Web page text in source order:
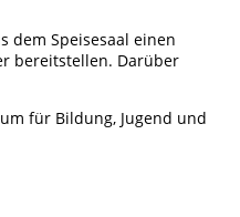
dem Speisesaal einen
bereitstellen. Darüber
für Bildung, Jugend und